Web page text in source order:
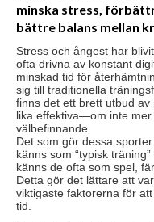
minska stress,
bättre balans mellan
Stress och ångest har
ofta drivna av konstant
minskad tid för
sig till traditionella
finns det ett brett utbud
lika effektiva—om inte
välbefinnande.
Det som gör dessa
känns som “typisk
känns de ofta som spel,
Detta gör det lättare att
viktigaste faktorerna för
tid.